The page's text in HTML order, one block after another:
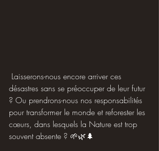
désastres sans se préoccuper de leur futur
? Ou prendrons-nous nos responsabilités
pour transformer le monde et reforester les
cœurs, dans lesquels la Nature est trop
souvent absente ? 🌱🌿🌲